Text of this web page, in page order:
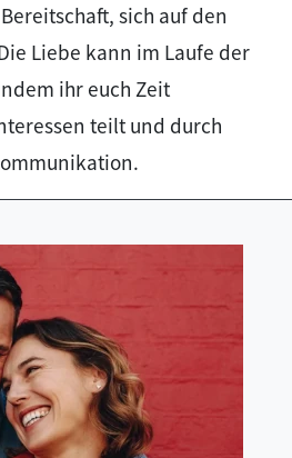
sich auf den
Liebe kann im Laufe der
ihr euch Zeit
teilt und durch